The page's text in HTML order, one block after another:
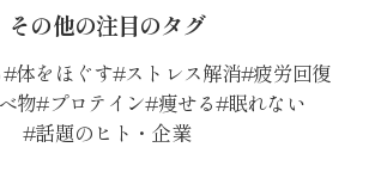
その他の注目のタグ
体をほぐす ストレス解消 疲労回復
物 プロテイン 痩せる 眠れない
話題のヒト・企業